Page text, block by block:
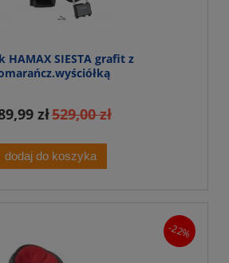
HAMAX SIESTA grafit z
zł529,00 zł
dodaj do koszyka
-22%